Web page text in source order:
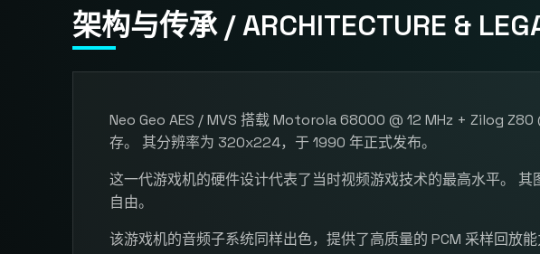
架构与传承 / ARCHITECTURE &
Neo Geo AES / MVS 搭载 Motorola 68000 @ 12 MHz + Zilog Z80
存。 其分辨率为 320x224，于 1990 年正式发布。
这一代游戏机的硬件设计代表了当时视频游戏技术的最高水平。
自由。
该游戏机的音频子系统同样出色，提供了高质量的 PCM 采样回放